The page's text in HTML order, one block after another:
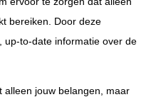
bereiken. Door deze
up-to-date informatie over de
alleen jouw belangen, maar